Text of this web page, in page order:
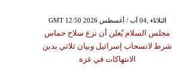
GMT 12:50 2026 الثلاثاء ,04 آب / أغسطس
مجلس السلام يُعلن أن نزع سلاح حماس
شرط لانسحاب إسرائيل وبيان ثلاثي يدين
الانتهاكات في غزة